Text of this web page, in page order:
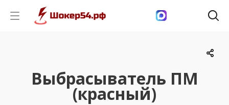
Выбрасыватель ПМ
(красный)